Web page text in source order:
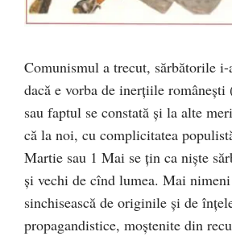
Comunismul a trecut, sărbătorile
dacă e vorba de inerţiile româneşti
sau faptul se constată şi la alte
că la noi, cu complicitatea
Martie sau 1 Mai se ţin ca nişte
şi vechi de cînd lumea. Mai nimeni
sinchisească de originile şi de
propagandistice, moştenite din